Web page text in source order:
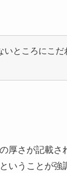
いところにこだ
厚さが記載さ
いうことが強